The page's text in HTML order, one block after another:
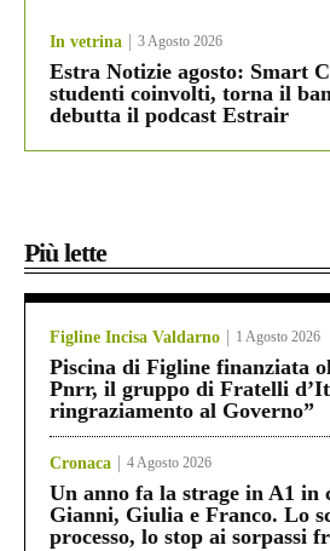
In vetrina 3 Agosto 2026
Estra Notizie agosto: Smart
studenti coinvolti, torna il
debutta il podcast Estrair
Più lette
Figline Incisa Valdarno 1 Agosto 2026
Piscina di Figline finanziata
Pnrr, il gruppo di Fratelli
ringraziamento al Governo”
Cronaca 4 Agosto 2026
Un anno fa la strage in A1 in
Gianni, Giulia e Franco. Lo
processo, lo stop ai sorpassi